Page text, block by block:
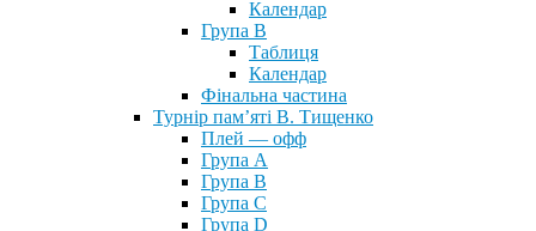
Календар
Група В
Таблиця
Календар
Фінальна частина
Турнір пам’яті В. Тищенко
Плей — офф
Група А
Група B
Група С
Група D